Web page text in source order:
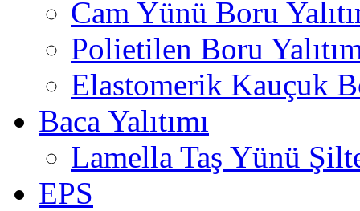
Cam Yünü Boru
Polietilen Boru
Elastomerik Kauçuk
Baca Yalıtımı
Lamella Taş Yünü
EPS